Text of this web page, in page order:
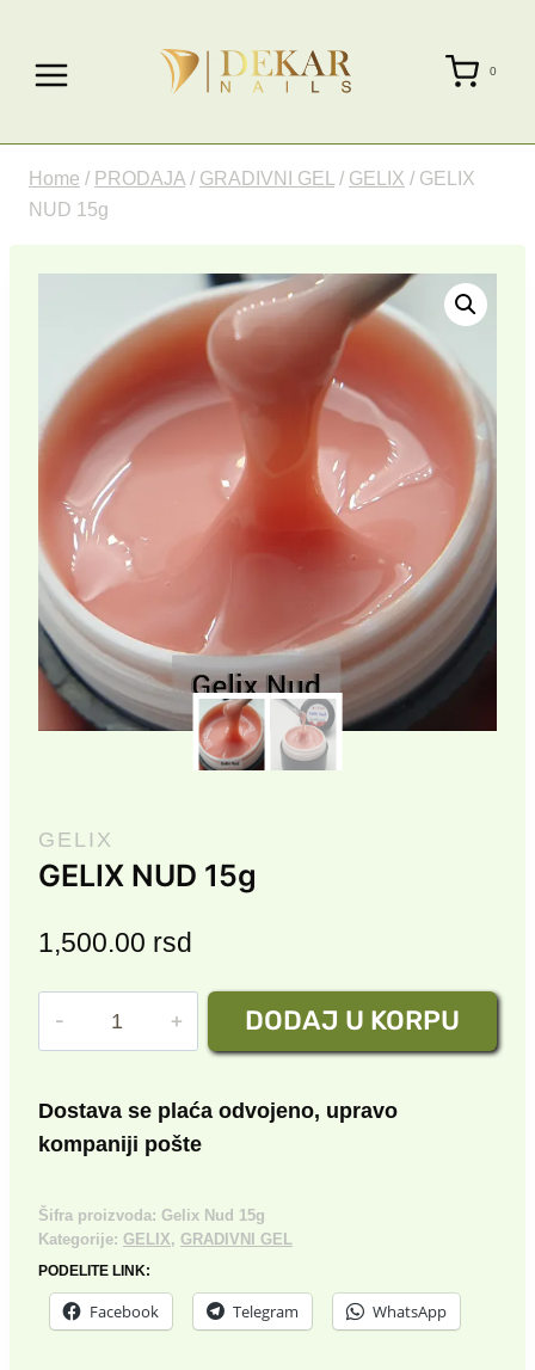
content
0
Home / PRODAJA / GRADIVNI GEL / GELIX / GELIX
NUD 15g
GELIX
GELIX NUD 15g
1,500.00 rsd
količina
DODAJ U KORPU
Dostava se plaća odvojeno, upravo
kompaniji pošte
Šifra proizvoda: Gelix Nud 15g
Kategorije: GELIX, GRADIVNI GEL
PODELITE LINK:
Facebook Telegram WhatsApp